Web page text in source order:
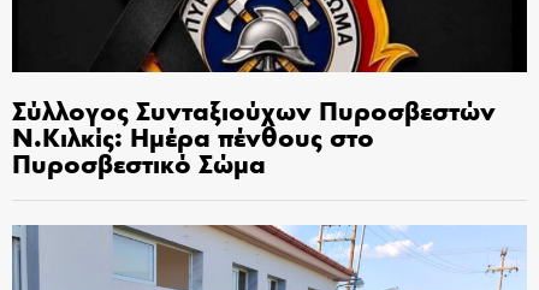
Σύλλογος Συνταξιούχων Πυροσβεστών
Ν.Κιλκίς: Ημέρα πένθους στο
Πυροσβεστικό Σώμα